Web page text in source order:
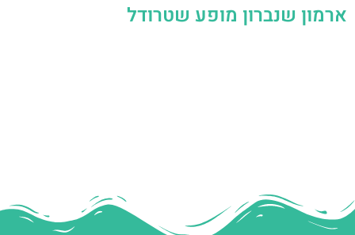
ארמון שנברון מופע שטרודל